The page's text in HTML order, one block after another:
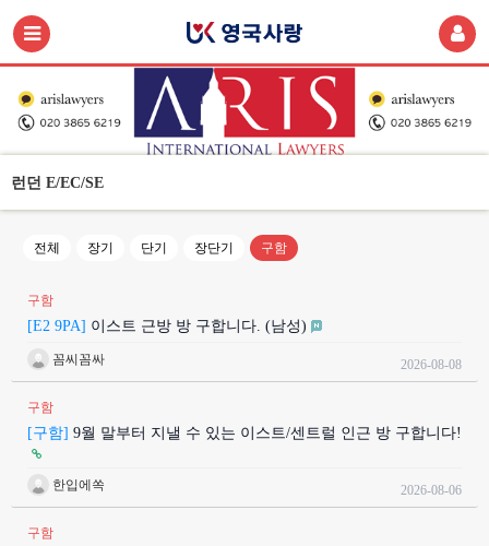
런던 E/EC/SE
전체 장기 단기 장단기 구함
구함
[E2 9PA] 이스트 근방 방 구합니다. (남성)
꼼씨꼼싸 2026-08-08
구함
[구함] 9월 말부터 지낼 수 있는 이스트/센트럴 인근 방 구합니다!
한입에쏙 2026-08-06
구함